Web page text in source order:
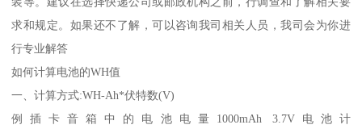
求和规定。如果还不了解，可以咨询我司相关人员，我司会为你进
行专业解答
如何计算电池的WH值
一、计算方式:WH-Ah*伏特数(V)
例插卡音箱中的电池电量1000mAh 3.7V电池计